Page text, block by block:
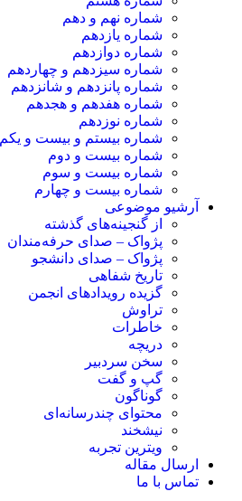
شماره نهم و دهم
شماره یازدهم
شماره دوازدهم
شماره سیزدهم و چهاردهم
شماره پانزدهم و شانزدهم
شماره هفدهم و هجدهم
شماره نوزدهم
شماره بیستم و بیست و یکم
شماره بیست و دوم
شماره بیست و سوم
شماره بیست و چهارم
آرشیو موضوعی
از گنجینه‌های گذشته
پژواک – صدای حرفه‌مندان
پژواک – صدای دانشجو
تاریخ شفاهی
گزیده رویدادهای انجمن
تراوش
خاطرات
دریچه
سخن سردبیر
گپ و گفت
گوناگون
محتوای چندرسانه‌ای
نیشخند
ویترین تجربه
ارسال مقاله
تماس با ما